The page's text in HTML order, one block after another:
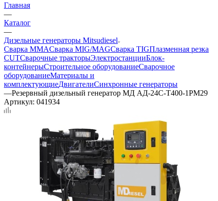
Главная
—
Каталог
—
Дизельные генераторы Mitsudiesel
Сварка MMAСварка MIG/MAGСварка TIGПлазменная резка
CUTСварочные тракторыЭлектростанцииБлок-
контейнерыСтроительное оборудованиеСварочное
оборудованиеМатериалы и
комплектующиеДвигателиСинхронные генераторы
—Резервный дизельный генератор МД АД-24С-Т400-1РМ29
Артикул: 041934